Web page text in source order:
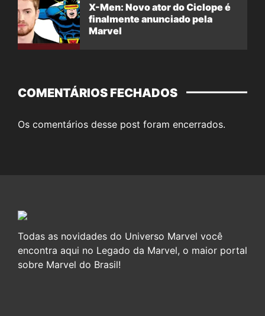
X-Men: Novo ator do Ciclope é
finalmente anunciado pela
Marvel
COMENTÁRIOS FECHADOS
Os comentários desse post foram encerrados.
Todas as novidades do Universo Marvel você
encontra aqui no Legado da Marvel, o maior portal
sobre Marvel do Brasil!